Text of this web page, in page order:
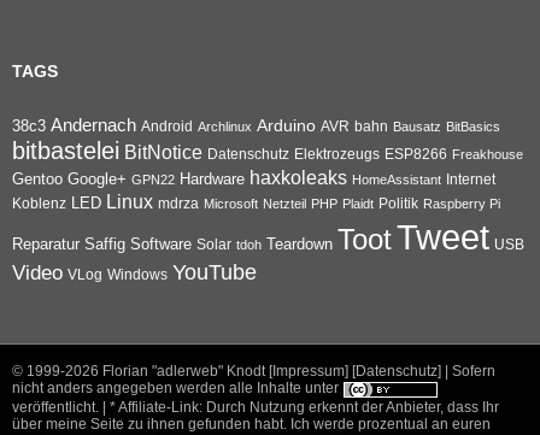
TAGS
38c3 Andernach Android Archlinux Arduino AVR bahn Bausatz BitBasics
bitbastelei BitNotice Datenschutz Elektrozeugs ESP8266 Freakhouse
Gentoo Google+ GPN22 Hardware haxkoleaks HomeAssistant Internet
Koblenz LED Linux mdrza Microsoft Netzteil PHP Plaidt Politik Raspberry Pi
Reparatur Saffig Software Solar tdoh Teardown TootTweet USB
Video VLog Windows YouTube
© 1999-2026 Florian "adlerweb" Knodt [Impressum] [Datenschutz] | Sofern
nicht anders angegeben werden alle Inhalte unter
veröffentlicht. | * Affiliate-Link: Durch Nutzung erkennt der Anbieter, dass Ihr
über meine Seite zu ihnen gefunden habt. Ich werde prozentual an euren